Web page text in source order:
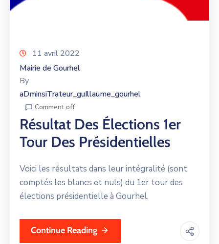
11 avril 2022
Mairie de Gourhel
By
aDminsiTrateur_guIllaume_gourhel
Comment off
Résultat Des Élections 1er
Tour Des Présidentielles
Voici les résultats dans leur intégralité (sont
comptés les blancs et nuls) du 1er tour des
élections présidentielle à Gourhel.
Continue Reading